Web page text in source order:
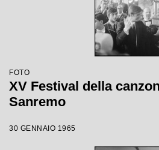
FOTO
XV Festival della
Sanremo
30 GENNAIO 1965